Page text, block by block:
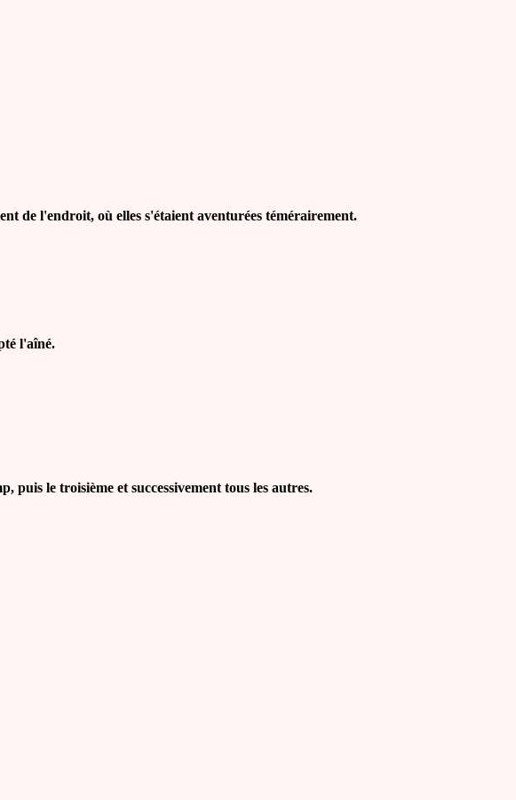
de l'endroit, où elles s'étaient aventurées témérairement.
l'aîné.
le troisième et successivement tous les autres.